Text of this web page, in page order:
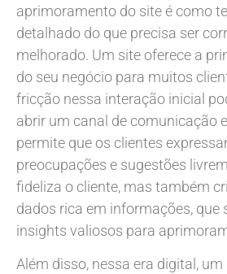
aprimoramento do site é como
detalhado do que precisa ser
melhorado. Um site oferece a
do seu negócio para muitos
fricção nessa interação inicial
abrir um canal de comunicação
permite que os clientes
preocupações e sugestões
fideliza o cliente, mas também
dados rica em informações, que
insights valiosos para
Além disso, nessa era digital,